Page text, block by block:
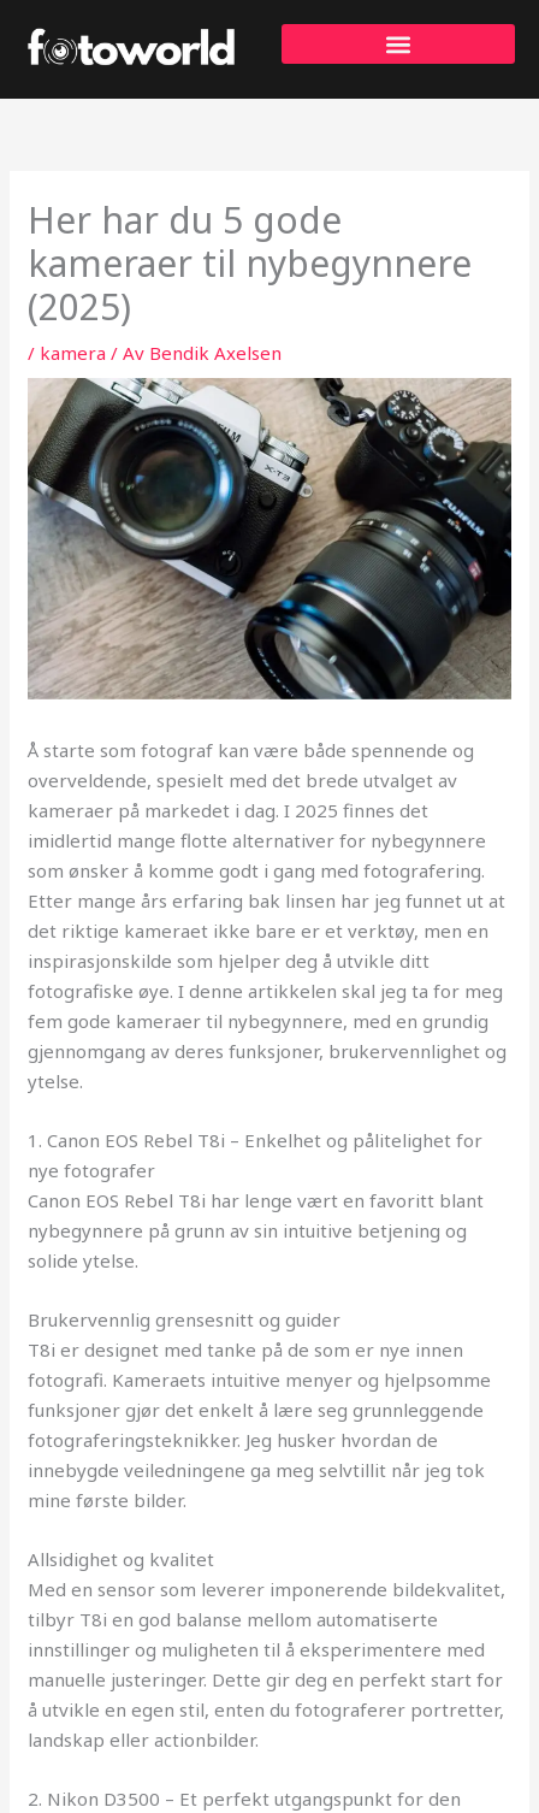
rett
innholdet
Her har du 5 gode
kameraer til nybegynnere
(2025)
/ kamera / Av Bendik Axelsen
Å starte som fotograf kan være både spennende og
overveldende, spesielt med det brede utvalget av
kameraer på markedet i dag. I 2025 finnes det
imidlertid mange flotte alternativer for nybegynnere
som ønsker å komme godt i gang med fotografering.
Etter mange års erfaring bak linsen har jeg funnet ut at
det riktige kameraet ikke bare er et verktøy, men en
inspirasjonskilde som hjelper deg å utvikle ditt
fotografiske øye. I denne artikkelen skal jeg ta for meg
fem gode kameraer til nybegynnere, med en grundig
gjennomgang av deres funksjoner, brukervennlighet og
ytelse.
1. Canon EOS Rebel T8i – Enkelhet og pålitelighet for
nye fotografer
Canon EOS Rebel T8i har lenge vært en favoritt blant
nybegynnere på grunn av sin intuitive betjening og
solide ytelse.
Brukervennlig grensesnitt og guider
T8i er designet med tanke på de som er nye innen
fotografi. Kameraets intuitive menyer og hjelpsomme
funksjoner gjør det enkelt å lære seg grunnleggende
fotograferingsteknikker. Jeg husker hvordan de
innebygde veiledningene ga meg selvtillit når jeg tok
mine første bilder.
Allsidighet og kvalitet
Med en sensor som leverer imponerende bildekvalitet,
tilbyr T8i en god balanse mellom automatiserte
innstillinger og muligheten til å eksperimentere med
manuelle justeringer. Dette gir deg en perfekt start for
å utvikle en egen stil, enten du fotograferer portretter,
landskap eller actionbilder.
2. Nikon D3500 – Et perfekt utgangspunkt for den